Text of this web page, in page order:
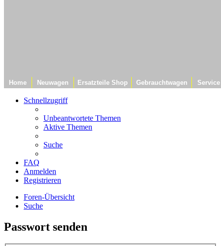
Home Neuwagen Ersatzteile Shop Gebrauchtwagen Service
Schnellzugriff
Unbeantwortete Themen
Aktive Themen
Suche
FAQ
Anmelden
Registrieren
Foren-Übersicht
Suche
Passwort senden